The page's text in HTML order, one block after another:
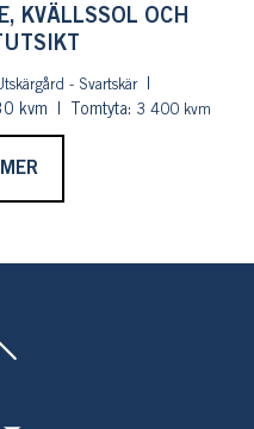
KVÄLLSSOL OCH
- Svartskär
kvm Tomtyta: 3 400 kvm